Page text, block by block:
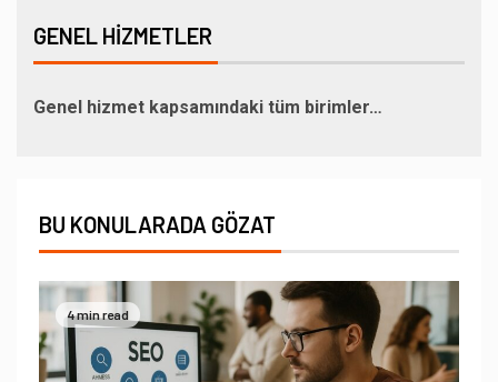
GENEL HIZMETLER
Genel hizmet kapsamındaki tüm birimler…
BU KONULARADA GÖZAT
4 min read